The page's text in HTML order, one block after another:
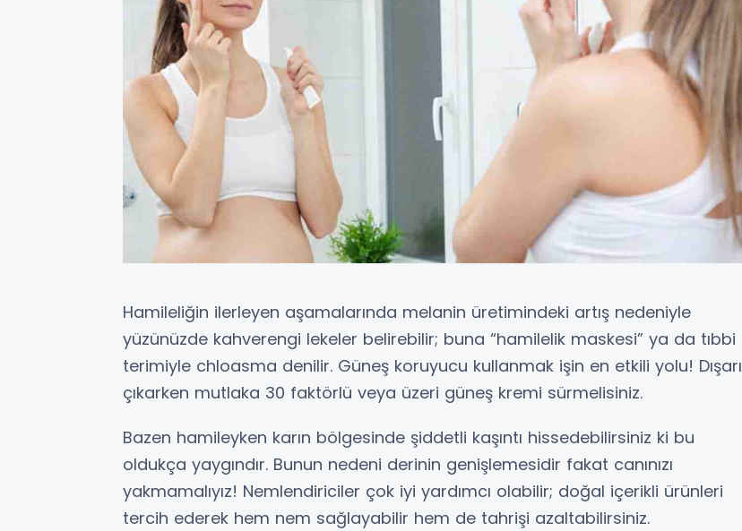
Hamileliğin ilerleyen aşamalarında melanin üretimindeki artış nedeniyle
yüzünüzde kahverengi lekeler belirebilir; buna “hamilelik maskesi” ya da tıbbi
terimiyle chloasma denilir. Güneş koruyucu kullanmak işin en etkili yolu! Dışarı
çıkarken mutlaka 30 faktörlü veya üzeri güneş kremi sürmelisiniz.
Bazen hamileyken karın bölgesinde şiddetli kaşıntı hissedebilirsiniz ki bu
oldukça yaygındır. Bunun nedeni derinin genişlemesidir fakat canınızı
yakmamalıyız! Nemlendiriciler çok iyi yardımcı olabilir; doğal içerikli ürünleri
tercih ederek hem nem sağlayabilir hem de tahrişi azaltabilirsiniz.